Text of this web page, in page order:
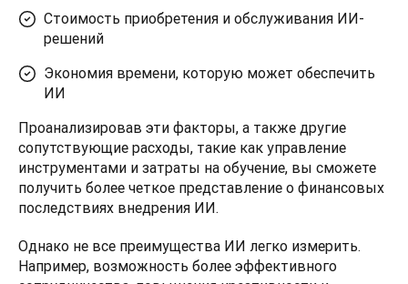
Стоимость приобретения и обслуживания ИИ-
решений
Экономия времени, которую может обеспечить
ИИ
Проанализировав эти факторы, а также другие
сопутствующие расходы, такие как управление
инструментами и затраты на обучение, вы сможете
получить более четкое представление о финансовых
последствиях внедрения ИИ.
Однако не все преимущества ИИ легко измерить.
Например, возможность более эффективного